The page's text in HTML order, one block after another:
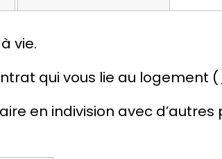
vie.
qui vous lie au logement (
en indivision avec